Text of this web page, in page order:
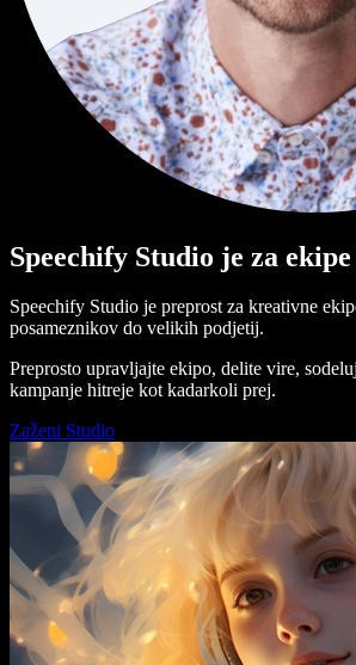
Speechify Studio je za
Speechify Studio je preprost za kreativne
posameznikov do velikih podjetij.
Preprosto upravljajte ekipo, delite vire,
kampanje hitreje kot kadarkoli prej.
Zaženi Studio